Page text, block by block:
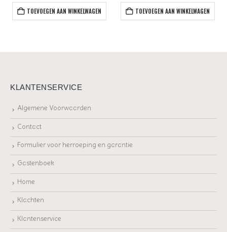
TOEVOEGEN AAN WINKELWAGEN TOEVOEGEN AAN WINKELWAGEN
KLANTENSERVICE
Algemene Voorwaarden
Contact
Formulier voor herroeping en garantie
Gastenboek
Home
Klachten
Klantenservice